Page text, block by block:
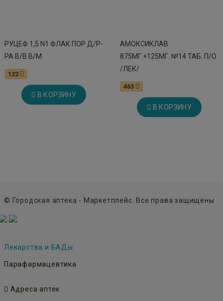
РУЦЕФ 1,5 N1 ФЛАК ПОР Д/Р-
РА В/В В/М
122
В КОРЗИНУ
АМОКСИКЛАВ
875МГ.+125МГ. №14 ТАБ. П/О
/ЛЕК/
463
В КОРЗИНУ
© Городская аптека - Маркетплейс. Все права защищены
Лекарства и БАДы
Парафармацевтика
Адреса аптек